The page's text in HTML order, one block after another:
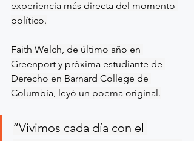
experiencia más directa del momento
político.
Faith Welch, de último año en
Greenport y próxima estudiante de
Derecho en Barnard College de
Columbia, leyó un poema original.
“Vivimos cada día con el